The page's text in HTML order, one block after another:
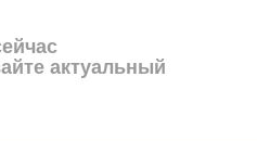
актуальный